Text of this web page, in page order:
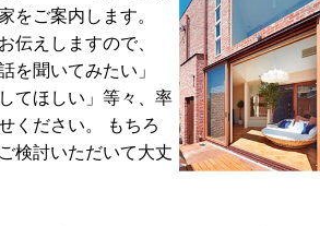
をご案内します。
伝えしますので、
を聞いてみたい」
てほしい」等々、率
ください。
もちろ
検討いただいて大丈